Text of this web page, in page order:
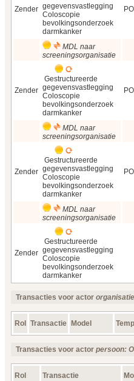
Zender gegevensvastlegging
Coloscopie
bevolkingsonderzoek
darmkanker
MDL naar
screeningsorganisatie
Zender
Gestructureerde
gegevensvastlegging
Coloscopie
bevolkingsonderzoek
darmkanker
MDL naar
screeningsorganisatie
Zender
Gestructureerde
gegevensvastlegging
Coloscopie
bevolkingsonderzoek
darmkanker
MDL naar
screeningsorganisatie
Zender
Gestructureerde
gegevensvastlegging
Coloscopie
bevolkingsonderzoek
darmkanker
Transacties voor actor
Rol Transactie Model
Transacties voor actor persoon:
Rol Transactie